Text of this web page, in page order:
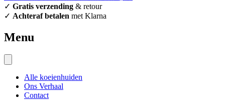
✓ Gratis verzending & retour
✓ Achteraf betalen met Klarna
Menu
Alle koeienhuiden
Ons Verhaal
Contact